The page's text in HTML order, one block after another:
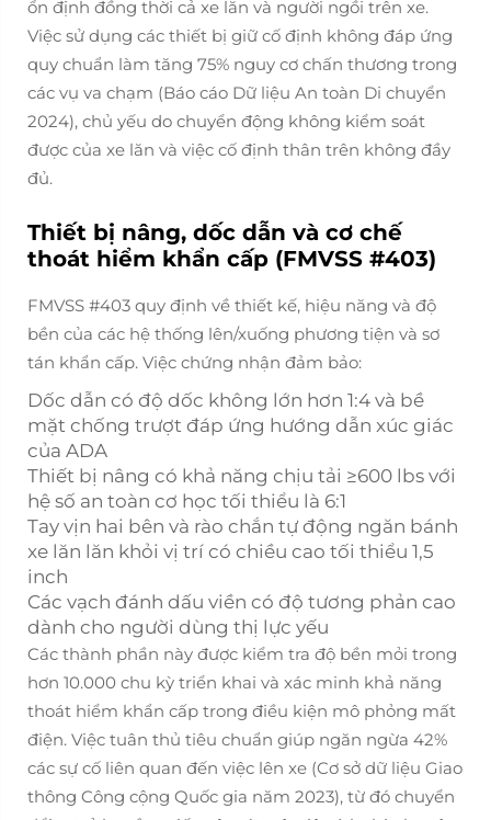
ổn định đồng thời cả xe lăn và người ngồi trên xe.
Việc sử dụng các thiết bị giữ cố định không đáp ứng
quy chuẩn làm tăng 75% nguy cơ chấn thương trong
các vụ va chạm (Báo cáo Dữ liệu An toàn Di chuyển
2024), chủ yếu do chuyển động không kiểm soát
được của xe lăn và việc cố định thân trên không đầy
đủ.
Thiết bị nâng, dốc dẫn và cơ chế
thoát hiểm khẩn cấp (FMVSS #403)
FMVSS #403 quy định về thiết kế, hiệu năng và độ
bền của các hệ thống lên/xuống phương tiện và sơ
tán khẩn cấp. Việc chứng nhận đảm bảo:
Dốc dẫn có độ dốc không lớn hơn 1:4 và bề
mặt chống trượt đáp ứng hướng dẫn xúc giác
của ADA
Thiết bị nâng có khả năng chịu tải ≥600 lbs với
hệ số an toàn cơ học tối thiểu là 6:1
Tay vịn hai bên và rào chắn tự động ngăn bánh
xe lăn lăn khỏi vị trí có chiều cao tối thiểu 1,5
inch
Các vạch đánh dấu viền có độ tương phản cao
dành cho người dùng thị lực yếu
Các thành phần này được kiểm tra độ bền mỏi trong
hơn 10.000 chu kỳ triển khai và xác minh khả năng
thoát hiểm khẩn cấp trong điều kiện mô phỏng mất
điện. Việc tuân thủ tiêu chuẩn giúp ngăn ngừa 42%
các sự cố liên quan đến việc lên xe (Cơ sở dữ liệu Giao
thông Công cộng Quốc gia năm 2023), từ đó chuyển